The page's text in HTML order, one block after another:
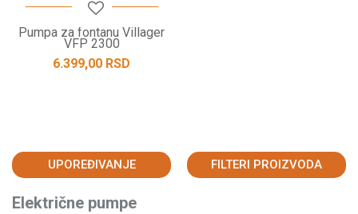
Pumpa za fontanu Villager
VFP 2300
6.399,00 RSD
UPOREĐIVANJE FILTERI PROIZVODA
Električne pumpe